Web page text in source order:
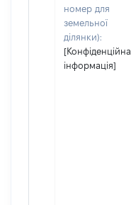
номер для
земельної
ділянки):
[Конфіденційна
інформація]